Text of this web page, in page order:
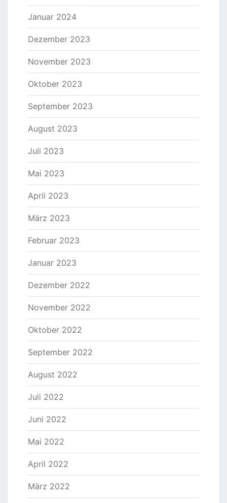
Januar 2024
Dezember 2023
November 2023
Oktober 2023
September 2023
August 2023
Juli 2023
Mai 2023
April 2023
März 2023
Februar 2023
Januar 2023
Dezember 2022
November 2022
Oktober 2022
September 2022
August 2022
Juli 2022
Juni 2022
Mai 2022
April 2022
März 2022